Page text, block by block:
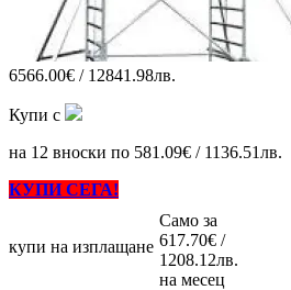
6566.00€ / 12841.98лв.
Купи с
на 12 вноски по 581.09€ / 1136.51лв.
КУПИ СЕГА!
купи на изплащане
Само за
617.70€ /
1208.12лв.
на месец